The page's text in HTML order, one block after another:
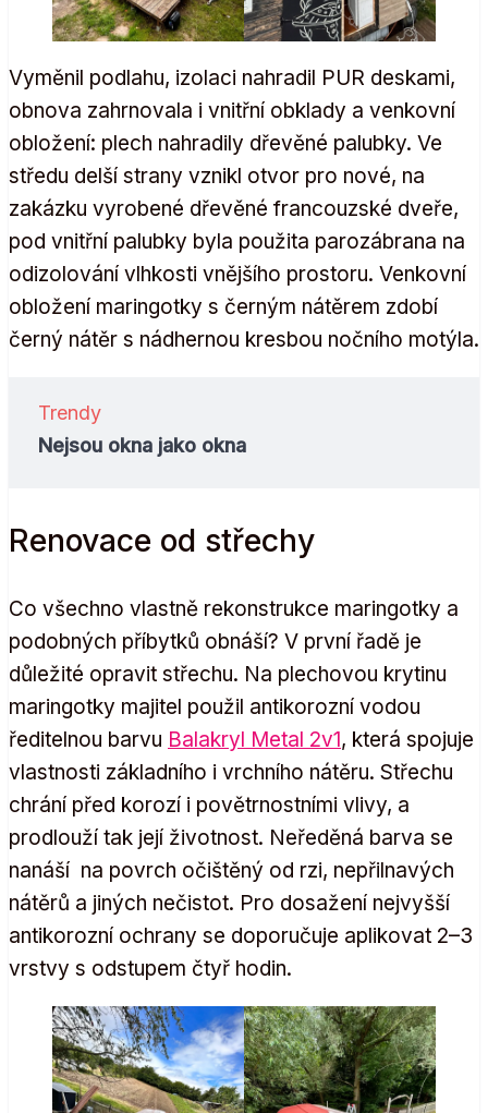
Vyměnil podlahu, izolaci nahradil PUR deskami,
obnova zahrnovala i vnitřní obklady a venkovní
obložení: plech nahradily dřevěné palubky. Ve
středu delší strany vznikl otvor pro nové, na
zakázku vyrobené dřevěné francouzské dveře,
pod vnitřní palubky byla použita parozábrana na
odizolování vlhkosti vnějšího prostoru. Venkovní
obložení maringotky s černým nátěrem zdobí
černý nátěr s nádhernou kresbou nočního motýla.
Trendy
Nejsou okna jako okna
Renovace od střechy
Co všechno vlastně rekonstrukce maringotky a
podobných příbytků obnáší? V první řadě je
důležité opravit střechu. Na plechovou krytinu
maringotky majitel použil antikorozní vodou
ředitelnou barvu Balakryl Metal 2v1, která spojuje
vlastnosti základního i vrchního nátěru. Střechu
chrání před korozí i povětrnostními vlivy, a
prodlouží tak její životnost. Neředěná barva se
nanáší na povrch očištěný od rzi, nepřilnavých
nátěrů a jiných nečistot. Pro dosažení nejvyšší
antikorozní ochrany se doporučuje aplikovat 2–3
vrstvy s odstupem čtyř hodin.